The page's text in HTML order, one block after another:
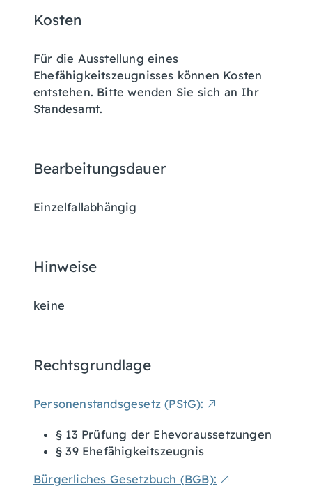
Kosten
Für die Ausstellung eines
Ehefähigkeitszeugnisses können Kosten
entstehen. Bitte wenden Sie sich an Ihr
Standesamt.
Bearbeitungsdauer
Einzelfallabhängig
Hinweise
keine
Rechtsgrundlage
Personenstandsgesetz (PStG):
§ 13 Prüfung der Ehevoraussetzungen
§ 39 Ehefähigkeitszeugnis
Bürgerliches Gesetzbuch (BGB):